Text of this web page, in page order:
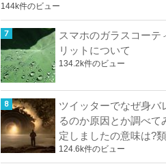
144k件のビュー
スマホのガラスコーテ
リットについて
134.2k件のビュー
ツイッターでなぜ身バ
るのか原因とか調べて
定しましたの意味は?
124.6k件のビュー